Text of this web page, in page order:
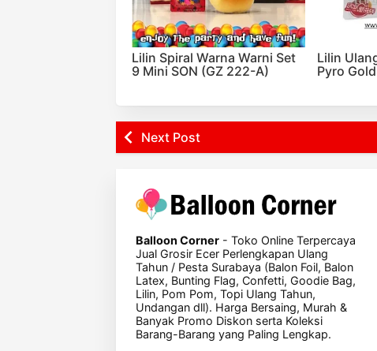
Lilin Spiral Warna Warni Set
9 Mini SON (GZ 222-A)
Lilin
Pyro
Next Post
Balloon Corner - Toko Online Terpercaya
Jual Grosir Ecer Perlengkapan Ulang
Tahun / Pesta Surabaya (Balon Foil, Balon
Latex, Bunting Flag, Confetti, Goodie Bag,
Lilin, Pom Pom, Topi Ulang Tahun,
Undangan dll). Harga Bersaing, Murah &
Banyak Promo Diskon serta Koleksi
Barang-Barang yang Paling Lengkap.